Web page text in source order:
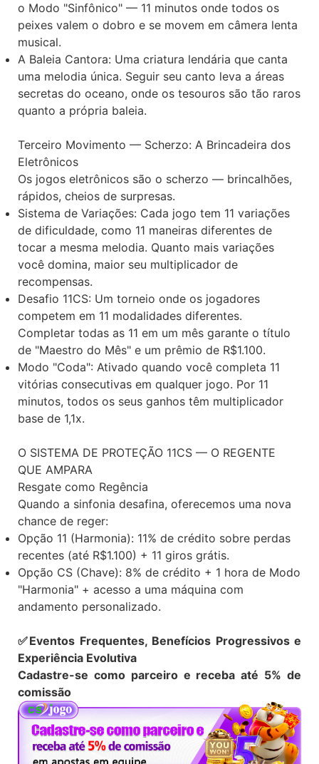
o Modo "Sinfônico" — 11 minutos onde todos os
peixes valem o dobro e se movem em câmera lenta
musical.
A Baleia Cantora: Uma criatura lendária que canta
uma melodia única. Seguir seu canto leva a áreas
secretas do oceano, onde os tesouros são tão raros
quanto a própria baleia.
Terceiro Movimento — Scherzo: A Brincadeira dos
Eletrônicos
Os jogos eletrônicos são o scherzo — brincalhões,
rápidos, cheios de surpresas.
Sistema de Variações: Cada jogo tem 11 variações
de dificuldade, como 11 maneiras diferentes de
tocar a mesma melodia. Quanto mais variações
você domina, maior seu multiplicador de
recompensas.
Desafio 11CS: Um torneio onde os jogadores
competem em 11 modalidades diferentes.
Completar todas as 11 em um mês garante o título
de "Maestro do Mês" e um prêmio de R$1.100.
Modo "Coda": Ativado quando você completa 11
vitórias consecutivas em qualquer jogo. Por 11
minutos, todos os seus ganhos têm multiplicador
base de 1,1x.
O SISTEMA DE PROTEÇÃO 11CS — O REGENTE
QUE AMPARA
Resgate como Regência
Quando a sinfonia desafina, oferecemos uma nova
chance de reger:
Opção 11 (Harmonia): 11% de crédito sobre perdas
recentes (até R$1.100) + 11 giros grátis.
Opção CS (Chave): 8% de crédito + 1 hora de Modo
"Harmonia" + acesso a uma máquina com
andamento personalizado.
✅Eventos Frequentes, Benefícios Progressivos e
Experiência Evolutiva
Cadastre-se como parceiro e receba até 5% de
comissão